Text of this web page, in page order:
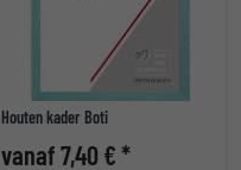
Houten kader Boti
vanaf 7,40 € *